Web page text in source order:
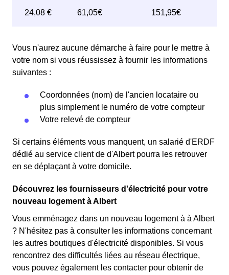
Vous n'aurez aucune démarche à faire pour le mettre à
votre nom si vous réussissez à fournir les informations
suivantes :
Coordonnées (nom) de l'ancien locataire ou
plus simplement le numéro de votre compteur
Votre relevé de compteur
Si certains éléments vous manquent, un salarié d'ERDF
dédié au service client de d'Albert pourra les retrouver
en se déplaçant à votre domicile.
Découvrez les fournisseurs d'électricité pour votre
nouveau logement à Albert
Vous emménagez dans un nouveau logement à à Albert
? N'hésitez pas à consulter les informations concernant
les autres boutiques d'électricité disponibles. Si vous
rencontrez des difficultés liées au réseau électrique,
vous pouvez également les contacter pour obtenir de